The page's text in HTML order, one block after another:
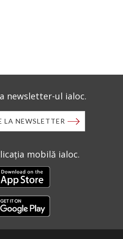
newsletter-ul ialoc.
LA NEWSLETTER
mobilă ialoc.